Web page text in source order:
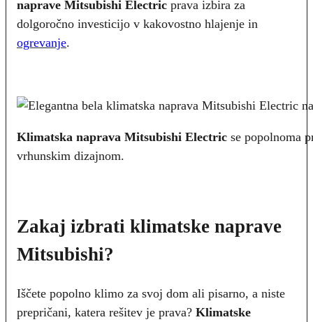
naprave Mitsubishi Electric prava izbira za
dolgoročno investicijo v kakovostno hlajenje in
ogrevanje.
Klimatska naprava Mitsubishi Electric se popolnoma
vrhunskim dizajnom.
Zakaj izbrati klimatske naprave
Mitsubishi?
Iščete popolno klimo za svoj dom ali pisarno, a niste
prepričani, katera rešitev je prava? Klimatske